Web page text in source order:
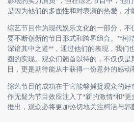
是因为他们的多面性和对表演的热爱，才
综艺节目作为现代娱乐文化的一部分，
要不断创新的节目形式和跨界组合。**柯
深谙其中之道**，通过他们的表现，我们
圈的实现。观众们翘首以待的，不仅仅
目，更是期待能从中获得一份意外的感动
综艺节目的成功在于它能够捕捉观众的好
作无疑为节目效应注入了*新的激情*和*
推出，观众必将更加热切地关注柯洁与郭